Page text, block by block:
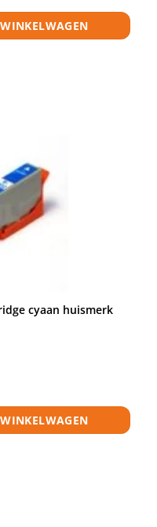
cyaan huismerk
cyaan huismerk aantal